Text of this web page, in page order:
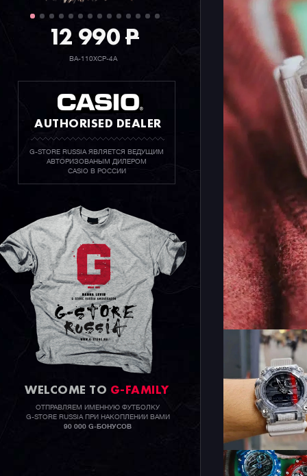
12 990P
BA-110XCP-4A
AUTHORISED DEALER
G-STORE RUSSIA ЯВЛЯЕТСЯ ВЕДУЩИМ
АВТОРИЗОВАНЫМ ДИЛЕРОМ
CASIO В РОССИИ
WELCOME TO G-FAMILY
ОТПРАВЛЯЕМ ИМЕННУЮ ФУТБОЛКУ
G-STORE RUSSIA ПРИ НАКОПЛЕНИИ ВАМИ
90 000 G-БОНУСОВ